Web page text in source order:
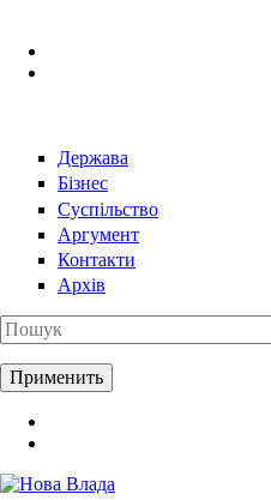
Держава
Бізнес
Суспільство
Аргумент
Контакти
Архів